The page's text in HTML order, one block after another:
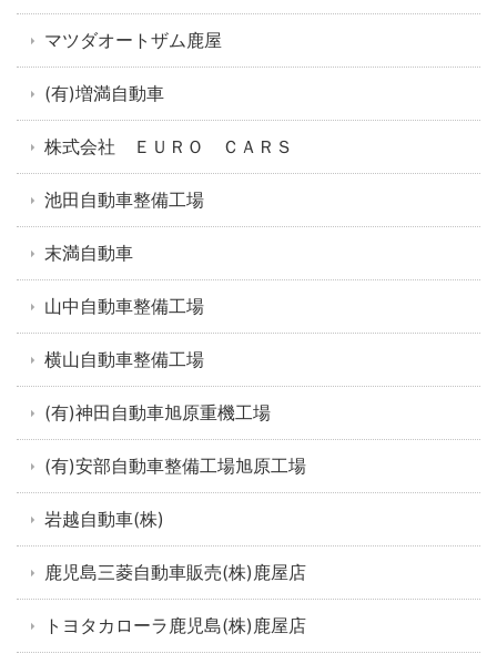
マツダオートザム鹿屋
(有)増満自動車
株式会社 ＥＵＲＯ ＣＡＲＳ
池田自動車整備工場
末満自動車
山中自動車整備工場
横山自動車整備工場
(有)神田自動車旭原重機工場
(有)安部自動車整備工場旭原工場
岩越自動車(株)
鹿児島三菱自動車販売(株)鹿屋店
トヨタカローラ鹿児島(株)鹿屋店